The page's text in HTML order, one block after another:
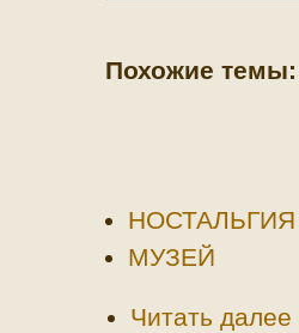
Похожие темы:
МУЗЕЙ
Читать далее